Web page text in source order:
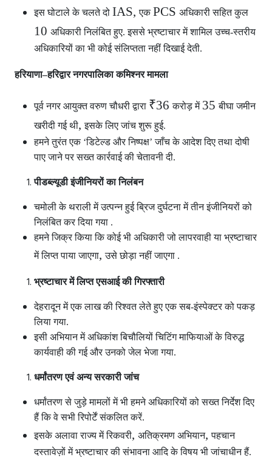
इस घोटाले के चलते दो IAS,एकPCS अधिकारी सहित कुल
10 अधिकारी निलंबित हुए. इससे भ्रष्टाचार में शामिल उच्च-स्तरीय
अधिकारियों का भी कोई संलिप्तता नहीं दिखाई देती.
हरियाणा–हरिद्वार नगरपालिका कमिश्नर मामला
पूर्व नगर आयुक्त वरुण चौधरी द्वारा ₹36करोड़ में 35बीघा जमीन
खरीदी गई थी,इसके लिए जांच शुरू हुई.
हमने तुरंत एक ‘डिटेल्ड और निष्पक्ष’ जाँच के आदेश दिए तथा दोषी
पाए जाने पर सख्त कार्रवाई की चेतावनी दी.
पीडब्ल्यूडी इंजीनियरों का निलंबन
चमोली के थराली में उत्पन्न हुई ब्रिज दुर्घटना में तीन इंजीनियरों को
निलंबित कर दिया गया .
हमने जिक्र किया कि कोई भी अधिकारी जो लापरवाही या भ्रष्टाचार
में लिप्त पाया जाएगा,उसे छोड़ा नहीं जाएगा .
भ्रष्टाचार में लिप्त एसआई की गिरफ्तारी
देहरादून में एक लाख की रिश्वत लेते हुए एक सब-इंस्पेक्टर को पकड़
लिया गया.
इसी अभियान में अधिकांश बिचौलियों चिटिंग माफियाओं के विरुद्ध
कार्यवाही की गई और उनको जेल भेजा गया.
धर्मांतरण एवं अन्य सरकारी जांच
धर्मांतरण से जुड़े मामलों में भी हमने अधिकारियों को सख्त निर्देश दिए
हैं कि वे सभी रिपोर्टें संकलित करें.
इसके अलावा राज्य में रिकवरी, अतिक्रमण अभियान,पहचान
दस्तावेज़ों में भ्रष्टाचार की संभावना आदि के विषय भी जांचाधीन हैं.